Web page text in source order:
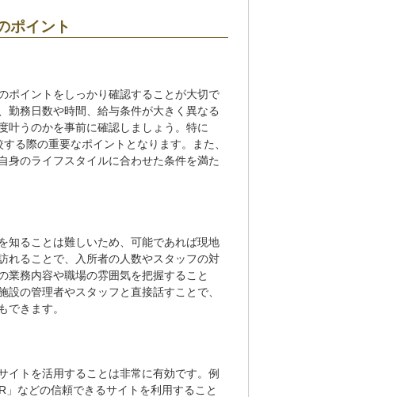
ポイント
ポイントをしっかり確認することが大切で
勤務日数や時間、給与条件が大きく異なる
叶うのかを事前に確認しましょう。特に
る際の重要なポイントとなります。また、
身のライフスタイルに合わせた条件を満た
知ることは難しいため、可能であれば現地
れることで、入所者の人数やスタッフの対
業務内容や職場の雰囲気を把握すること
の管理者やスタッフと直接話すことで、
できます。
イトを活用することは非常に有効です。例
などの信頼できるサイトを利用すること